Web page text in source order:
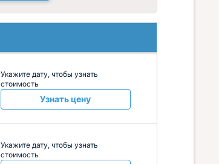
Укажите дату, чтобы узнать
стоимость
Узнать цену
Укажите дату, чтобы узнать
стоимость